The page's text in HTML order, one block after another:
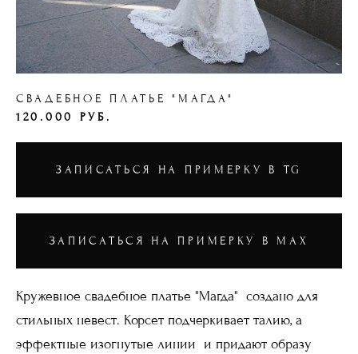
СВАДЕБНОЕ ПЛАТЬЕ "МАГДА"
120.000 РУБ.
ЗАПИСАТЬСЯ НА ПРИМЕРКУ В TG
ЗАПИСАТЬСЯ НА ПРИМЕРКУ В MAX
Кружевное свадебное платье "Магда" создано для
стильных невест. Корсет подчеркивает талию, а
эффектные изогнутые линии и придают образу